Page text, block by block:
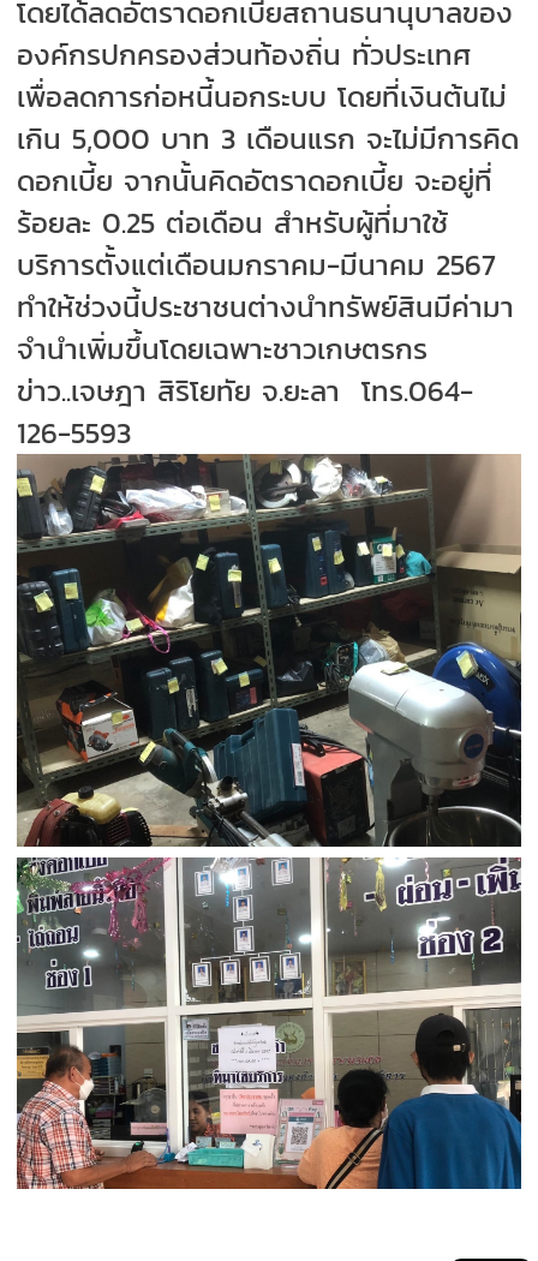
โดยได้ลดอัตราดอกเบี้ยสถานธนานุบาลของ
องค์กรปกครองส่วนท้องถิ่น ทั่วประเทศ
เพื่อลดการก่อหนี้นอกระบบ โดยที่เงินต้นไม่
เกิน 5,000 บาท 3 เดือนแรก จะไม่มีการคิด
ดอกเบี้ย จากนั้นคิดอัตราดอกเบี้ย จะอยู่ที่
ร้อยละ 0.25 ต่อเดือน สําหรับผู้ที่มาใช้
บริการตั้งแต่เดือนมกราคม-มีนาคม 2567
ทำให้ช่วงนี้ประชาชนต่างนำทรัพย์สินมีค่ามา
จำนำเพิ่มขึ้นโดยเฉพาะชาวเกษตรกร
ข่าว..เจษฎา สิริโยทัย จ.ยะลาโทร.064-
126-5593